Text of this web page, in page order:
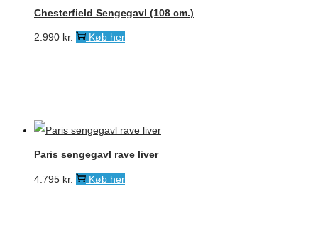
Chesterfield Sengegavl (108 cm.)
2.990 kr. Køb her
Paris sengegavl rave liver
4.795 kr. Køb her